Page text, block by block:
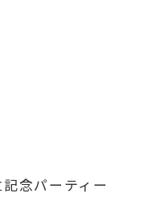
念パーティー